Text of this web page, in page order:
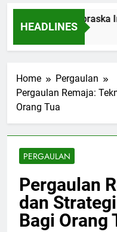
HEADLINES
Dominasi Nebraska
2 Bulan Ago
Home
Pergaulan
Pergaulan Remaja:
Orang Tua
PERGAULAN
Pergaulan
dan
Bagi Orang